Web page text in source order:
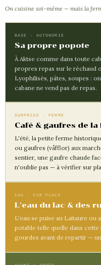
On cuisine soi-même — mais la
BASE · AUTONOMIE
Sa propre popote
À Aktse comme dans toute
propres repas sur le réchaud
Lyophilisés, pâtes, soupes :
cabane ne vend pas de repas.
SURPRISE · FERME
Café & gaufres de la
L'été, la petite ferme
ou gaufres (våfflor) aux
sentier, une gaufre chaude
n'oublie pas — à vérifier sur
EAU · SUR PLACE
L'eau du lac & des
L'eau se puise au Laitaure ou
potable telle quelle dans
gourdes avant de repartir —